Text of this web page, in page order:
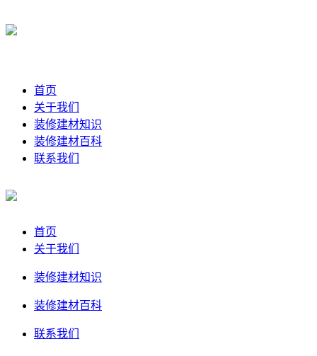
首页
关于我们
装修建材知识
装修建材百科
联系我们
首页
关于我们
装修建材知识
装修建材百科
联系我们